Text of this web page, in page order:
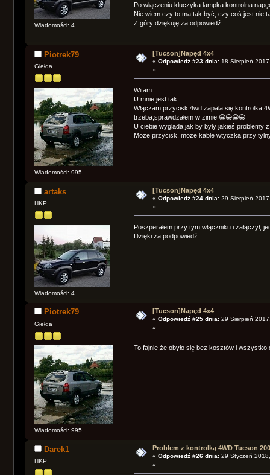
Wiadomości: 4
Po włączeniu kluczyka lampka kontrolna
Nie wiem czy to ma tak być, czy coś jest nie
Z góry dziękuję za odpowiedź
Piotrek79
Giełda
Wiadomości: 995
[Tucson]Napęd 4x4
«Odpowiedź #23 dnia: 18 Sierpień
»
Witam.
U mnie jest tak.
Włączam przycisk 4wd zapala się kontrolka
trzeba,sprawdzałem w zimie 😀😀😀😀
U ciebie wygląda jak by były jakieś problemy
Może przycisk, może kable wtyczka przy
artaks
HKP
Wiadomości: 4
[Tucson]Napęd 4x4
«Odpowiedź #24 dnia: 29 Sierpień
»
Poszperałem przy tym włączniku i załączył,
Dzięki za podpowiedź.
Piotrek79
Giełda
Wiadomości: 995
[Tucson]Napęd 4x4
«Odpowiedź #25 dnia: 29 Sierpień
»
To fajnie,że obyło się bez kosztów i wszystko
Darek1
HKP
Problem z kontrolką 4WD Tucson
«Odpowiedź #26 dnia: 29 Styczeń
»